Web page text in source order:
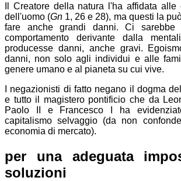
Il Creatore della natura l'ha affidata
dell'uomo (Gn 1, 26 e 28), ma questi la
fare anche grandi danni. Ci
comportamento derivante dalla
producesse danni, anche gravi.
danni, non solo agli individui e alle
genere umano e al pianeta su cui vive.
I negazionisti di fatto negano il dogma
e tutto il magistero pontificio che da
Paolo II e Francesco I ha
capitalismo selvaggio (da non
economia di mercato).
per una adeguata
soluzioni